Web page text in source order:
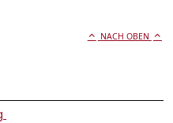
NACH OBEN